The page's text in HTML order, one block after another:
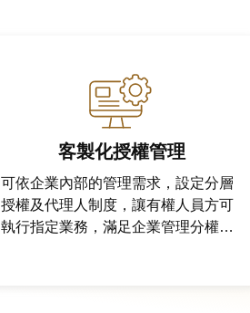
客製化授權管理
可依企業內部的管理需求，設定分層
授權及代理人制度，讓有權人員方可
執行指定業務，滿足企業管理分權分